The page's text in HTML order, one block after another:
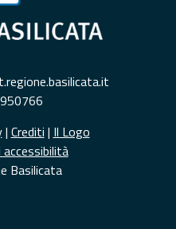
| Crediti | Il Logo
accessibilità
Basilicata